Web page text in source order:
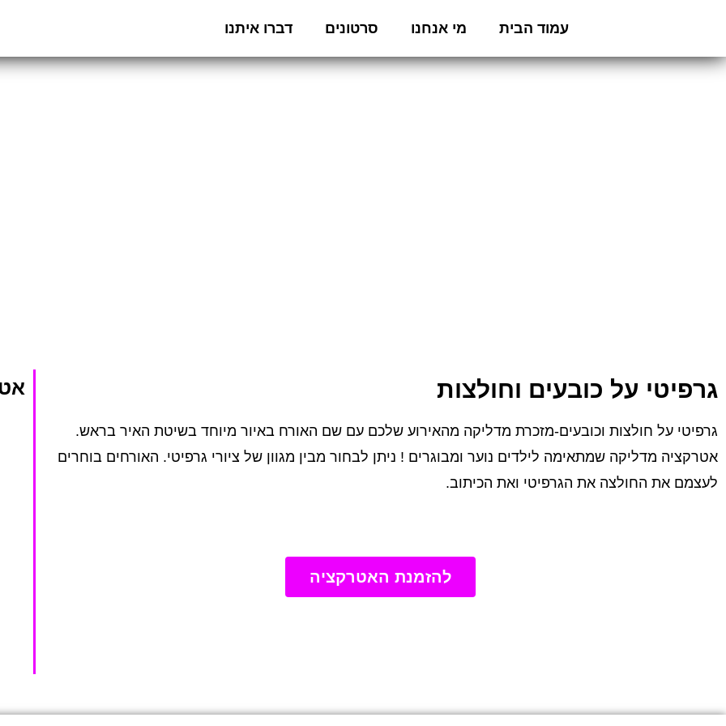
עמוד הבית מי אנחנו סרטונים דברו איתנו
גרפיטי על כובעים וחולצות
גרפיטי על חולצות וכובעים-מזכרת מדליקה מהאירוע שלכם עם שם האורח באיור מיוחד בשיטת האיר בראש.
אטרקציה מדליקה שמתאימה לילדים נוער ומבוגרים ! ניתן לבחור מבין מגוון של ציורי גרפיטי. האורחים בוחרים
לעצמם את החולצה את הגרפיטי ואת הכיתוב.
להזמנת האטרקציה